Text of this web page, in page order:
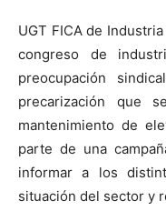
UGT FICA de
congreso de
preocupación
precarización que
mantenimiento de
parte de una
informar a los
situación del sector y